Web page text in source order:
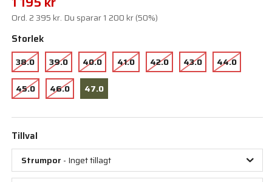
Ord.2 395 kr. Du sparar1 200 kr(50%)
Storlek
38.0 39.0 40.0 41.0 42.0 43.0
44.0
45.0
46.0 47.0
Tillval
Strumpor - Inget tillagt